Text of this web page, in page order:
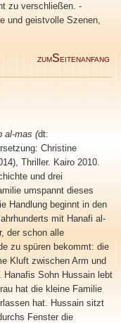
zu verschließen. -
und geistvolle Szenen,
ZUMSEITENANFANG
al-mas (dt:
Christine
Thriller. Kairo 2010.
und drei
umspannt dieses
Handlung beginnt in den
mit Hanafi al-
der schon alle
zu spüren bekommt: die
Kluft zwischen Arm und
Hanafis Sohn Hussain lebt
hat die kleine Familie
hat. Hussain sitzt
Fenster die